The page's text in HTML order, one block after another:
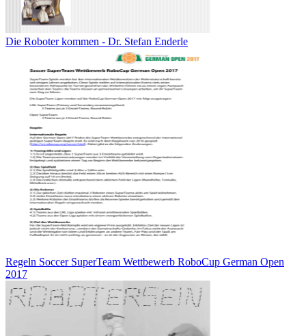
Die Roboter kommen - Dr. Stefan Enderle
Regeln Soccer SuperTeam Wettbewerb RoboCup German Open
2017